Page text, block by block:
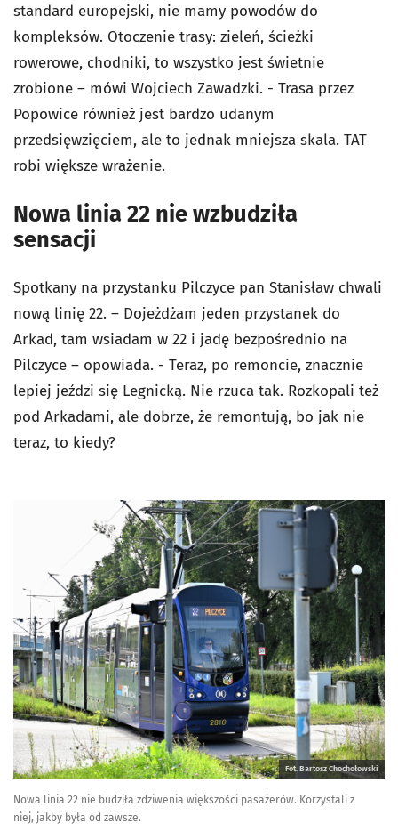
standard europejski, nie mamy powodów do
kompleksów. Otoczenie trasy: zieleń, ścieżki
rowerowe, chodniki, to wszystko jest świetnie
zrobione – mówi Wojciech Zawadzki. - Trasa przez
Popowice również jest bardzo udanym
przedsięwzięciem, ale to jednak mniejsza skala. TAT
robi większe wrażenie.
Nowa linia 22 nie wzbudziła
sensacji
Spotkany na przystanku Pilczyce pan Stanisław chwali
nową linię 22. – Dojeżdżam jeden przystanek do
Arkad, tam wsiadam w 22 i jadę bezpośrednio na
Pilczyce – opowiada. - Teraz, po remoncie, znacznie
lepiej jeździ się Legnicką. Nie rzuca tak. Rozkopali też
pod Arkadami, ale dobrze, że remontują, bo jak nie
teraz, to kiedy?
Fot. Bartosz Chochołowski
Nowa linia 22 nie budziła zdziwenia większości pasażerów. Korzystali z
niej, jakby była od zawsze.